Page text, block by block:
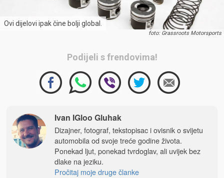
Ovi dijelovi ipak čine bolji global.
foto: Grassroots Motorsports
Podijeli s frendovima!
Ivan IGloo Gluhak
Dizajner, fotograf, tekstopisac i ovisnik o svijetu
automobila od svoje treće godine života.
Ponekad ljut, ponekad tvrdoglav, ali uvijek bez
dlake na jeziku.
Pročitaj moje druge članke